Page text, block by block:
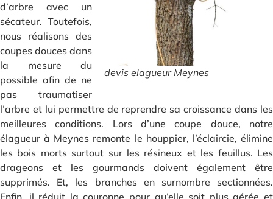
devis elagueur Meynes
d’arbre avec un
sécateur. Toutefois,
nous réalisons des
coupes douces dans
la mesure du
possible afin de ne
pas traumatiser
l’arbre et lui permettre de reprendre sa croissance dans les
meilleures conditions. Lors d’une coupe douce, notre
élagueur à Meynes remonte le houppier, l’éclaircie, élimine
les bois morts surtout sur les résineux et les feuillus. Les
drageons et les gourmands doivent également être
supprimés. Et, les branches en surnombre sectionnées.